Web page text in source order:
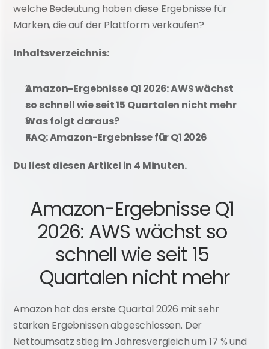
welche Bedeutung haben diese Ergebnisse für
Marken, die auf der Plattform verkaufen?
Inhaltsverzeichnis:
Amazon-Ergebnisse Q1 2026: AWS wächst
so schnell wie seit 15 Quartalen nicht mehr
Was folgt daraus?
FAQ: Amazon-Ergebnisse für Q1 2026
Du liest diesen Artikel in 4 Minuten.
Amazon-Ergebnisse Q1
2026: AWS wächst so
schnell wie seit 15
Quartalen nicht mehr
Amazon hat das erste Quartal 2026 mit sehr
starken Ergebnissen abgeschlossen. Der
Nettoumsatz stieg im Jahresvergleich um 17 % und